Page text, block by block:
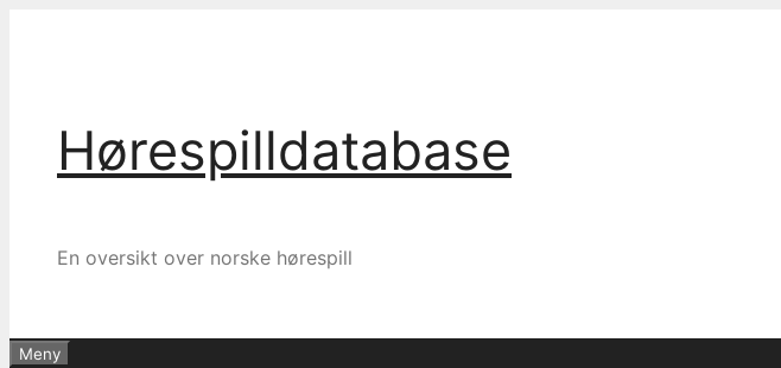
Hørespilldatabase
En oversikt over norske hørespill
Meny